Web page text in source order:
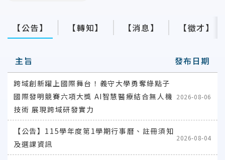
【公告】 【轉知】 【消息】 【徵才】
主旨 發布日期
跨域創新躍上國際舞台！義守大學勇奪綠點子
國際發明競賽六項大獎 AI智慧醫療結合無人機
技術 展現跨域研發實力
2026-08-06
【公告】115學年度第1學期行事曆、註冊須知
及選課資訊
2026-08-04